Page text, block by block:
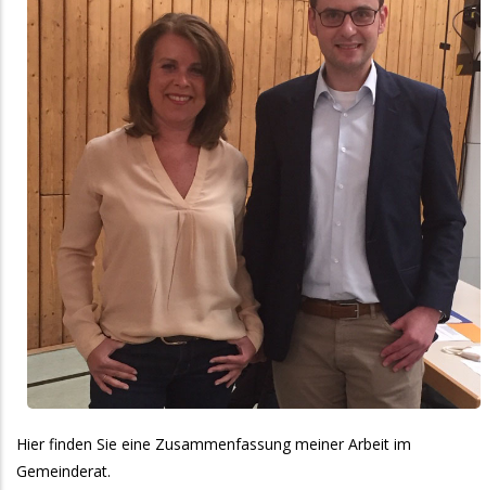
Hier finden Sie eine Zusammenfassung meiner Arbeit im
Gemeinderat.